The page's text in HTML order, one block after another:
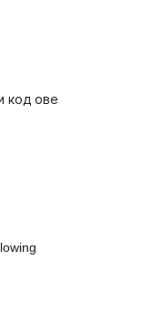
код ове